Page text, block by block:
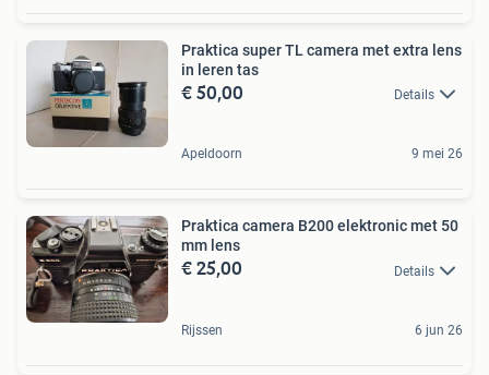
Praktica super TL camera met extra lens
in leren tas
€ 50,00 Details
Apeldoorn 9 mei 26
Praktica camera B200 elektronic met 50
mm lens
€ 25,00 Details
Rijssen 6 jun 26